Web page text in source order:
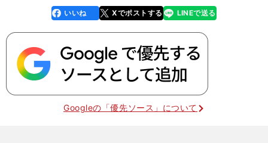
faceboo
k
いいね Xでポストする
line LINEで送る
Googleの「優先ソース」について